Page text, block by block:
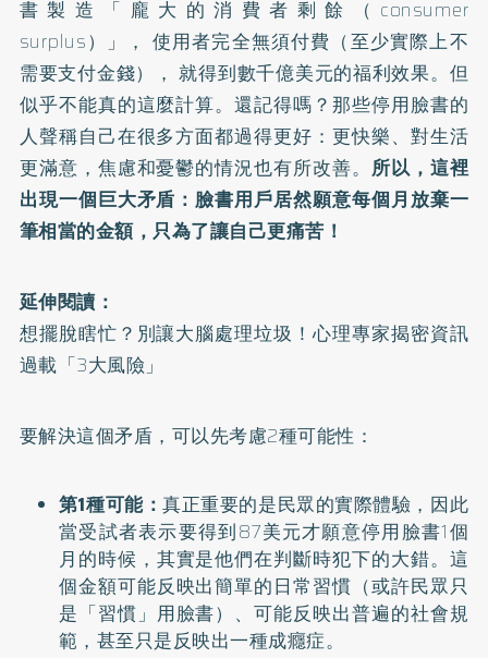
書製造「龐大的消費者剩餘（consumer
surplus）」， 使用者完全無須付費（至少實際上不
需要支付金錢）， 就得到數千億美元的福利效果。但
似乎不能真的這麼計算。還記得嗎？那些停用臉書的
人聲稱自己在很多方面都過得更好：更快樂、對生活
更滿意，焦慮和憂鬱的情況也有所改善。 所以，這裡
出現一個巨大矛盾：臉書用戶居然願意每個月放棄一
筆相當的金額，只為了讓自己更痛苦！
延伸閱讀：
想擺脫瞎忙？別讓大腦處理垃圾！心理專家揭密資訊
過載「3大風險」
要解決這個矛盾，可以先考慮2種可能性：
第1種可能：真正重要的是民眾的實際體驗，因此
當受試者表示要得到87美元才願意停用臉書1個
月的時候，其實是他們在判斷時犯下的大錯。這
個金額可能反映出簡單的日常習慣（或許民眾只
是「習慣」用臉書）、可能反映出普遍的社會規
範，甚至只是反映出一種成癮症。